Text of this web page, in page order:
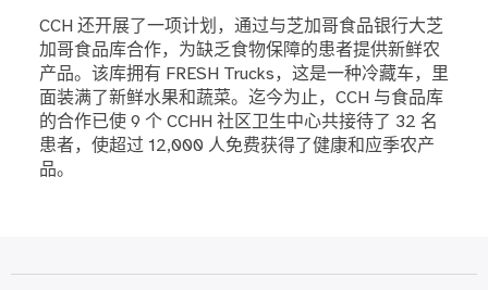
CCH 还开展了一项计划，通过与芝加哥食品银行大芝
加哥食品库合作，为缺乏食物保障的患者提供新鲜农
产品。该库拥有 FRESH Trucks，这是一种冷藏车，里
面装满了新鲜水果和蔬菜。迄今为止，CCH 与食品库
的合作已使 9 个 CCHH 社区卫生中心共接待了 32 名
患者，使超过 12,000 人免费获得了健康和应季农产
品。